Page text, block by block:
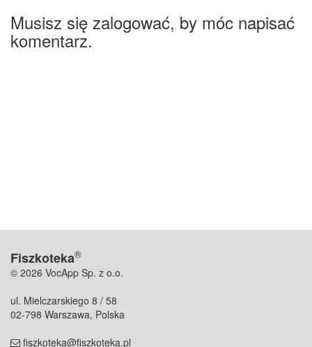
Musisz się zalogować, by móc napisać
komentarz.
Fiszkoteka®
© 2026 VocApp Sp. z o.o.
ul. Mielczarskiego 8 / 58
02-798 Warszawa, Polska
fiszkoteka@fiszkoteka.pl